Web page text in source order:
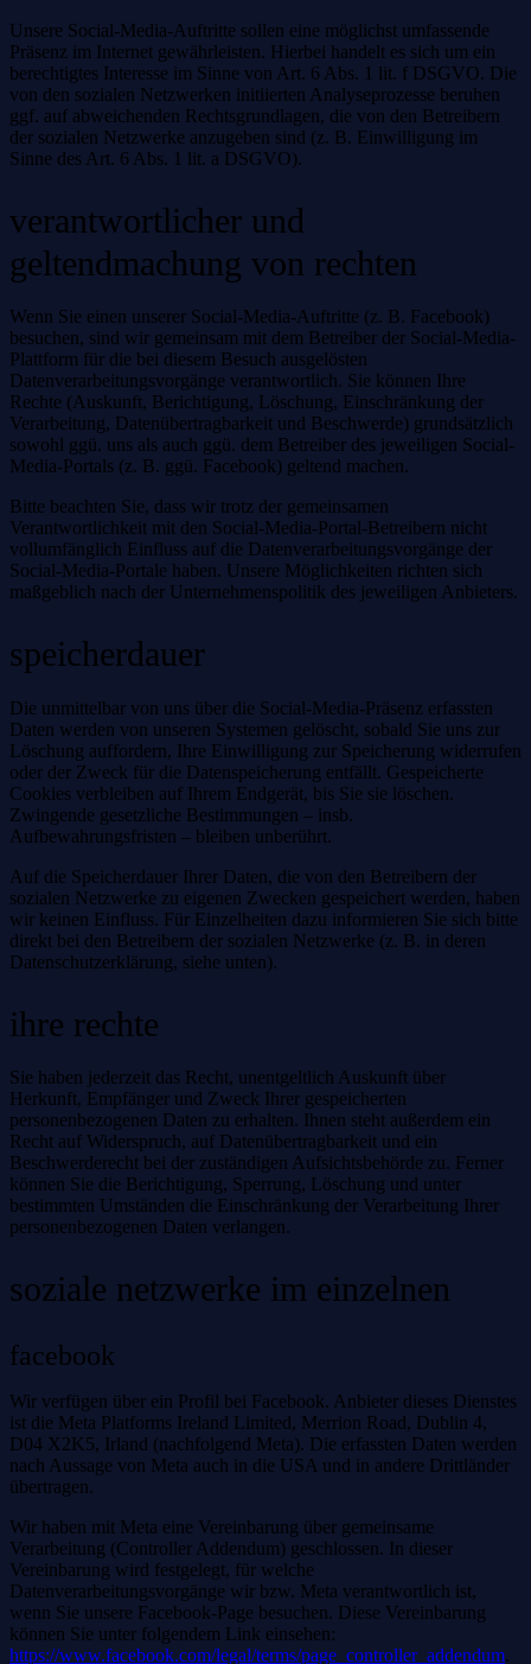
Unsere Social-Media-Auftritte sollen eine möglichst umfassende
Präsenz im Internet gewährleisten. Hierbei handelt es sich um ein
berechtigtes Interesse im Sinne von Art. 6 Abs. 1 lit. f DSGVO. Die
von den sozialen Netzwerken initiierten Analyseprozesse beruhen
ggf. auf abweichenden Rechtsgrundlagen, die von den Betreibern
der sozialen Netzwerke anzugeben sind (z. B. Einwilligung im
Sinne des Art. 6 Abs. 1 lit. a DSGVO).
verantwortlicher und
geltendmachung von rechten
Wenn Sie einen unserer Social-Media-Auftritte (z. B. Facebook)
besuchen, sind wir gemeinsam mit dem Betreiber der Social-Media-
Plattform für die bei diesem Besuch ausgelösten
Datenverarbeitungsvorgänge verantwortlich. Sie können Ihre
Rechte (Auskunft, Berichtigung, Löschung, Einschränkung der
Verarbeitung, Datenübertragbarkeit und Beschwerde) grundsätzlich
sowohl ggü. uns als auch ggü. dem Betreiber des jeweiligen Social-
Media-Portals (z. B. ggü. Facebook) geltend machen.
Bitte beachten Sie, dass wir trotz der gemeinsamen
Verantwortlichkeit mit den Social-Media-Portal-Betreibern nicht
vollumfänglich Einfluss auf die Datenverarbeitungsvorgänge der
Social-Media-Portale haben. Unsere Möglichkeiten richten sich
maßgeblich nach der Unternehmenspolitik des jeweiligen Anbieters.
speicherdauer
Die unmittelbar von uns über die Social-Media-Präsenz erfassten
Daten werden von unseren Systemen gelöscht, sobald Sie uns zur
Löschung auffordern, Ihre Einwilligung zur Speicherung widerrufen
oder der Zweck für die Datenspeicherung entfällt. Gespeicherte
Cookies verbleiben auf Ihrem Endgerät, bis Sie sie löschen.
Zwingende gesetzliche Bestimmungen – insb.
Aufbewahrungsfristen – bleiben unberührt.
Auf die Speicherdauer Ihrer Daten, die von den Betreibern der
sozialen Netzwerke zu eigenen Zwecken gespeichert werden, haben
wir keinen Einfluss. Für Einzelheiten dazu informieren Sie sich bitte
direkt bei den Betreibern der sozialen Netzwerke (z. B. in deren
Datenschutzerklärung, siehe unten).
ihre rechte
Sie haben jederzeit das Recht, unentgeltlich Auskunft über
Herkunft, Empfänger und Zweck Ihrer gespeicherten
personenbezogenen Daten zu erhalten. Ihnen steht außerdem ein
Recht auf Widerspruch, auf Datenübertragbarkeit und ein
Beschwerderecht bei der zuständigen Aufsichtsbehörde zu. Ferner
können Sie die Berichtigung, Sperrung, Löschung und unter
bestimmten Umständen die Einschränkung der Verarbeitung Ihrer
personenbezogenen Daten verlangen.
soziale netzwerke im einzelnen
facebook
Wir verfügen über ein Profil bei Facebook. Anbieter dieses Dienstes
ist die Meta Platforms Ireland Limited, Merrion Road, Dublin 4,
D04 X2K5, Irland (nachfolgend Meta). Die erfassten Daten werden
nach Aussage von Meta auch in die USA und in andere Drittländer
übertragen.
Wir haben mit Meta eine Vereinbarung über gemeinsame
Verarbeitung (Controller Addendum) geschlossen. In dieser
Vereinbarung wird festgelegt, für welche
Datenverarbeitungsvorgänge wir bzw. Meta verantwortlich ist,
wenn Sie unsere Facebook-Page besuchen. Diese Vereinbarung
können Sie unter folgendem Link einsehen:
https://www.facebook.com/legal/terms/page_controller_addendum.